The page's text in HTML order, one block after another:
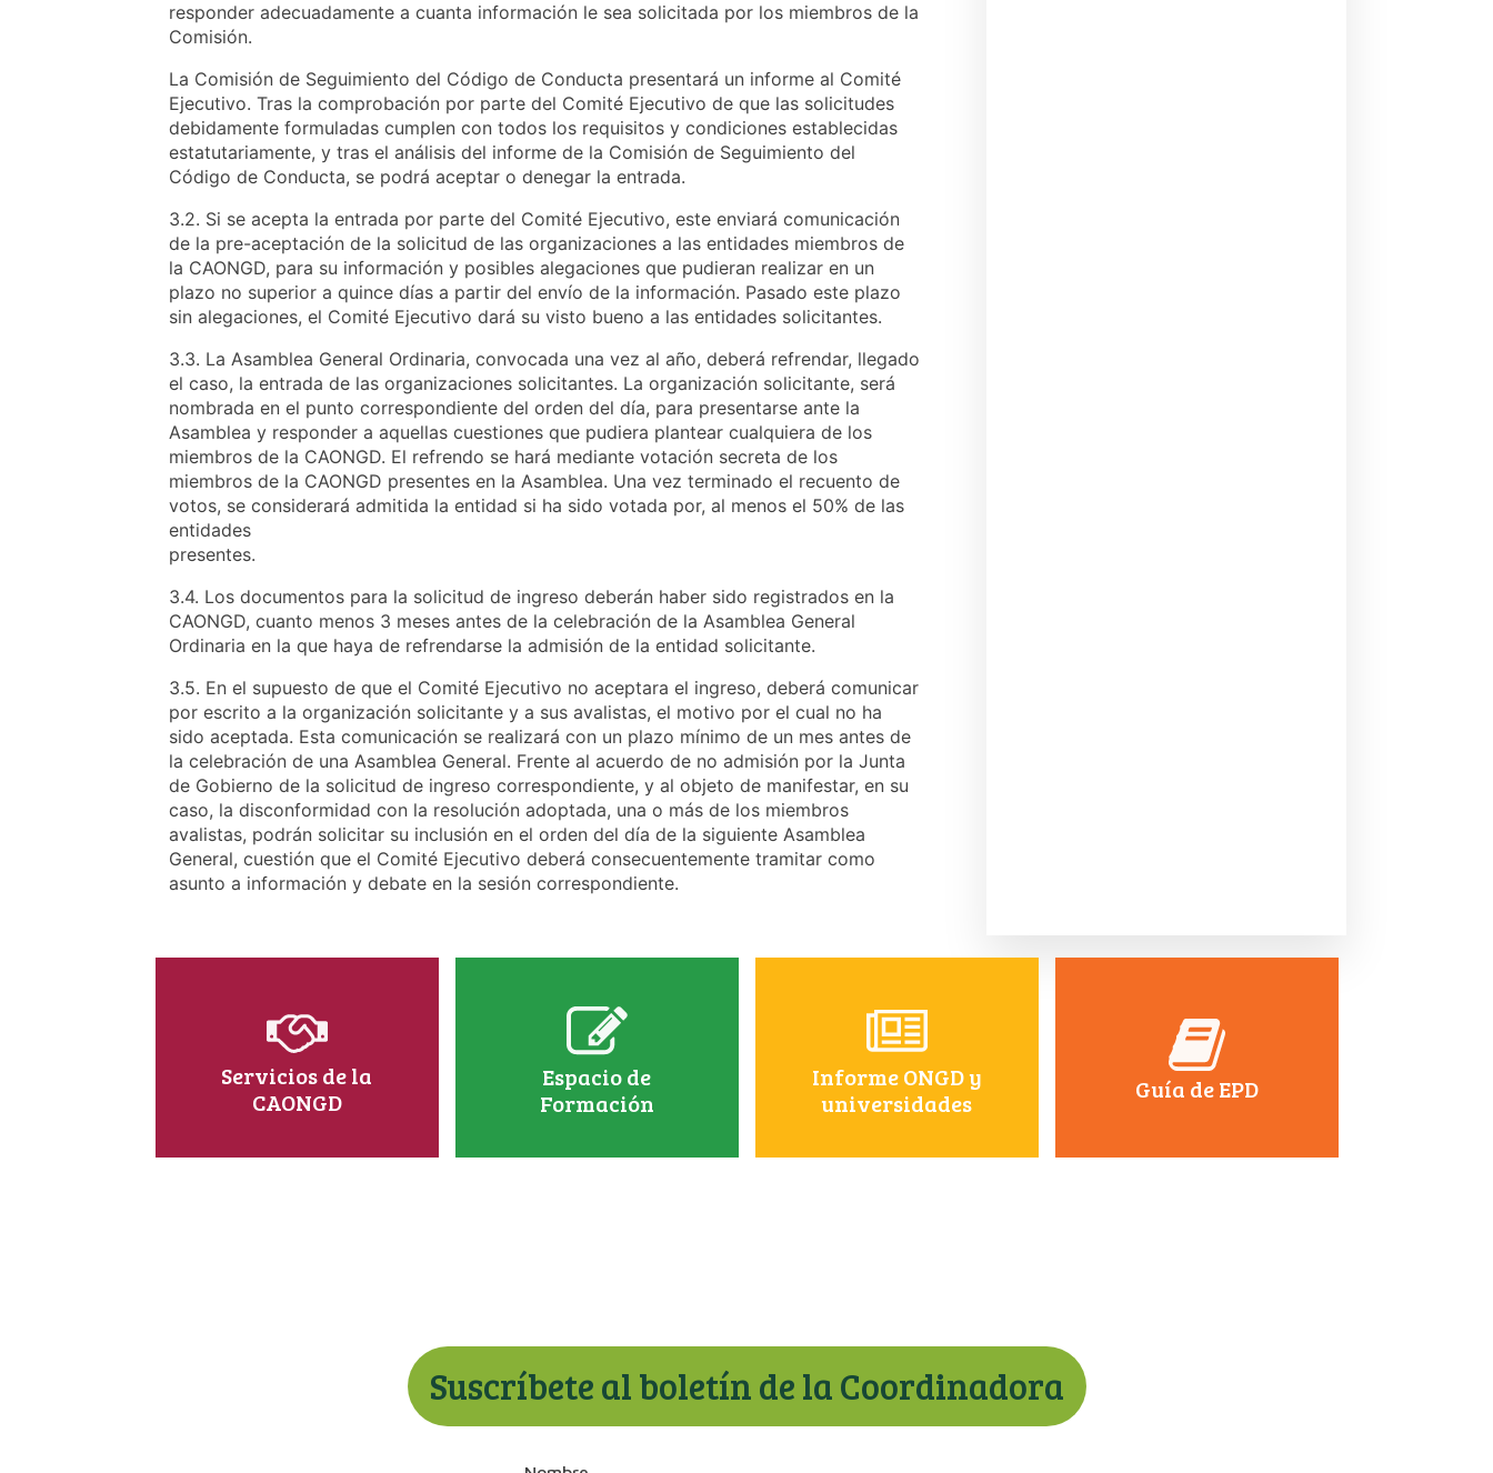
responder adecuadamente a cuanta información le sea solicitada por los miembros de la
Comisión.
La Comisión de Seguimiento del Código de Conducta presentará un informe al Comité
Ejecutivo. Tras la comprobación por parte del Comité Ejecutivo de que las solicitudes
debidamente formuladas cumplen con todos los requisitos y condiciones establecidas
estatutariamente, y tras el análisis del informe de la Comisión de Seguimiento del
Código de Conducta, se podrá aceptar o denegar la entrada.
3.2. Si se acepta la entrada por parte del Comité Ejecutivo, este enviará comunicación
de la pre-aceptación de la solicitud de las organizaciones a las entidades miembros de
la CAONGD, para su información y posibles alegaciones que pudieran realizar en un
plazo no superior a quince días a partir del envío de la información. Pasado este plazo
sin alegaciones, el Comité Ejecutivo dará su visto bueno a las entidades solicitantes.
3.3. La Asamblea General Ordinaria, convocada una vez al año, deberá refrendar, llegado
el caso, la entrada de las organizaciones solicitantes. La organización solicitante, será
nombrada en el punto correspondiente del orden del día, para presentarse ante la
Asamblea y responder a aquellas cuestiones que pudiera plantear cualquiera de los
miembros de la CAONGD. El refrendo se hará mediante votación secreta de los
miembros de la CAONGD presentes en la Asamblea. Una vez terminado el recuento de
votos, se considerará admitida la entidad si ha sido votada por, al menos el 50% de las
entidades
presentes.
3.4. Los documentos para la solicitud de ingreso deberán haber sido registrados en la
CAONGD, cuanto menos 3 meses antes de la celebración de la Asamblea General
Ordinaria en la que haya de refrendarse la admisión de la entidad solicitante.
3.5. En el supuesto de que el Comité Ejecutivo no aceptara el ingreso, deberá comunicar
por escrito a la organización solicitante y a sus avalistas, el motivo por el cual no ha
sido aceptada. Esta comunicación se realizará con un plazo mínimo de un mes antes de
la celebración de una Asamblea General. Frente al acuerdo de no admisión por la Junta
de Gobierno de la solicitud de ingreso correspondiente, y al objeto de manifestar, en su
caso, la disconformidad con la resolución adoptada, una o más de los miembros
avalistas, podrán solicitar su inclusión en el orden del día de la siguiente Asamblea
General, cuestión que el Comité Ejecutivo deberá consecuentemente tramitar como
asunto a información y debate en la sesión correspondiente.
Servicios de la
CAONGD
Espacio de
Formación
Informe ONGD y
universidades
Guía de EPD
Suscríbete al boletín de la Coordinadora